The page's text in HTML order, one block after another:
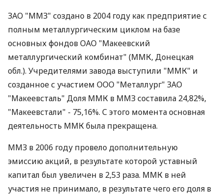
ЗАО "ММЗ" создано в 2004 году как предприятие с
полным металлургическим циклом на базе
основных фондов ОАО "Макеевский
металлургический комбинат" (ММК, Донецкая
обл.). Учредителями завода выступили "ММК" и
созданное с участием ООО "Металлург" ЗАО
"Макеевсталь" Доля ММК в ММЗ составила 24,82%,
"Макеевстали" - 75,16%. С этого момента основная
деятельность ММК была прекращена.
ММЗ в 2006 году провело дополнительную
эмиссию акций, в результате которой уставный
капитал был увеличен в 2,53 раза. ММК в ней
участия не принимало, в результате чего его доля в